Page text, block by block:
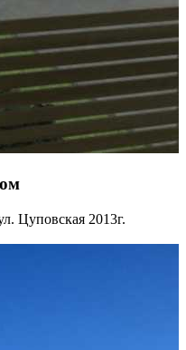
Цуповская 2013г.